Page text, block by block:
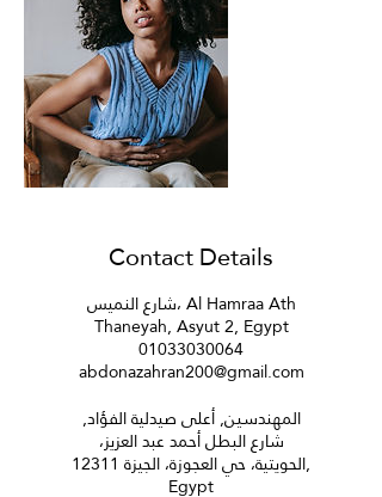
Contact Details
شارع النميس، Al Hamraa Ath
Thaneyah, Asyut 2, Egypt
01033030064
abdonazahran200@gmail.com
المهندسين, أعلى صيدلية الفؤاد,
شارع البطل أحمد عبد العزيز،
الحويتية، حي العجوزة، الجيزة 12311,
Egypt